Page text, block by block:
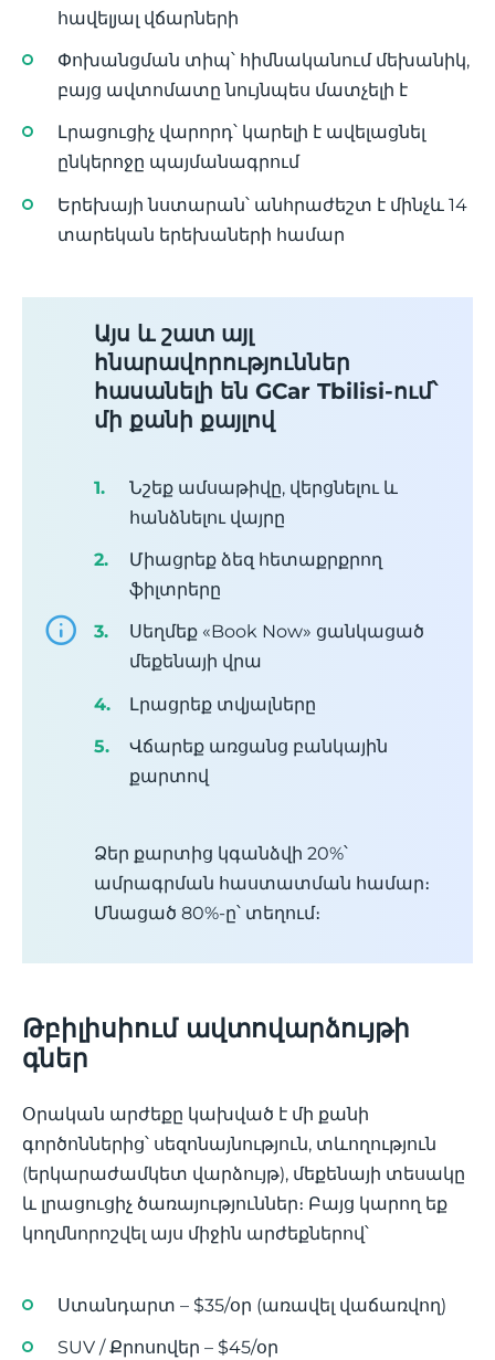
հավելյալ վճարների
Փոխանցման տիպ՝ հիմնականում մեխանիկ,
բայց ավտոմատը նույնպես մատչելի է
Լրացուցիչ վարորդ՝ կարելի է ավելացնել
ընկերոջը պայմանագրում
Երեխայի նստարան՝ անհրաժեշտ է մինչև 14
տարեկան երեխաների համար
Այս և շատ այլ
հնարավորություններ
հասանելի են GCar Tbilisi-ում՝
մի քանի քայլով
Նշեք ամսաթիվը, վերցնելու և
հանձնելու վայրը
Միացրեք ձեզ հետաքրքրող
ֆիլտրերը
Սեղմեք «Book Now» ցանկացած
մեքենայի վրա
Լրացրեք տվյալները
Վճարեք առցանց բանկային
քարտով
Ձեր քարտից կգանձվի 20%՝
ամրագրման հաստատման համար։
Մնացած 80%-ը՝ տեղում։
Թբիլիսիում ավտովարձույթի
գներ
Օրական արժեքը կախված է մի քանի
գործոններից՝ սեզոնայնություն, տևողություն
(երկարաժամկետ վարձույթ), մեքենայի տեսակը
և լրացուցիչ ծառայություններ։ Բայց կարող եք
կողմնորոշվել այս միջին արժեքներով՝
Ստանդարտ – $35/օր (առավել վաճառվող)
SUV / Քրոսովեր – $45/օր